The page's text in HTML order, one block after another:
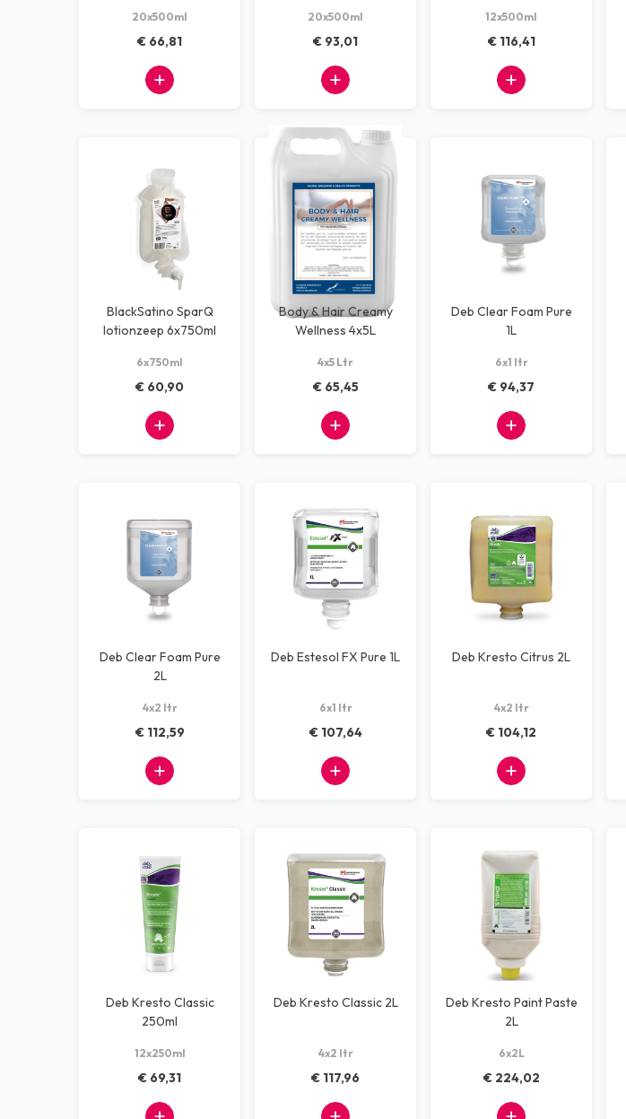
Dispensers
Machines
Alle producten
20x500ml
€ 66,81
20x500ml
€ 93,01
12x500ml
€ 116,41
BlackSatino SparQ
lotionzeep 6x750ml
6x750ml
€ 60,90
Body & Hair Creamy
Wellness 4x5L
4x5 Ltr
€ 65,45
Deb Clear Foam Pure
1L
6x1 ltr
€ 94,37
Deb Clear Foam Pure
2L
4x2 ltr
€ 112,59
Deb Estesol FX Pure 1L
6x1 ltr
€ 107,64
Deb Kresto Citrus 2L
4x2 ltr
€ 104,12
Deb Kresto Classic
250ml
12x250ml
€ 69,31
Deb Kresto Classic 2L
4x2 ltr
€ 117,96
Deb Kresto Paint Paste
2L
6x2L
€ 224,02